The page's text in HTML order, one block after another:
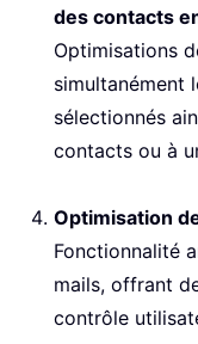
des contacts
Optimisations
simultanément
sélectionnés
contacts ou à
Optimisation
Fonctionnalité
mails, offrant
contrôle